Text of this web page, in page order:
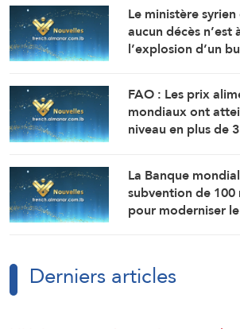
Le ministère
aucun décès
l’explosion d’un
FAO : Les prix
mondiaux ont
niveau en plus de
La Banque
subvention de
pour moderniser
Derniers articles